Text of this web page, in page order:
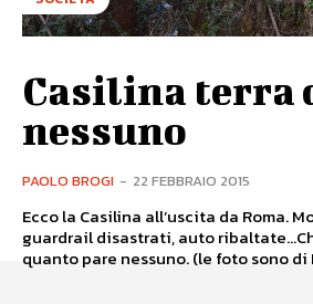
Casilina terra
nessuno
PAOLO BROGI - 22 FEBBRAIO 2015
Ecco la Casilina all’uscita da Roma.
guardrail disastrati, auto
quanto pare nessuno. (le